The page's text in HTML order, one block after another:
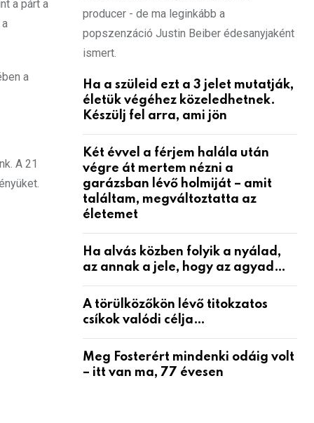
a párt a
a
A 21
producer - de ma leginkább a
popszenzáció Justin Beiber édesanyjaként
ismert.
Ha a szüleid ezt a 3 jelet mutatják,
életük végéhez közeledhetnek.
Készülj fel arra, ami jön
Két évvel a férjem halála után
végre át mertem nézni a
garázsban lévő holmiját – amit
találtam, megváltoztatta az
életemet
Ha alvás közben folyik a nyálad,
az annak a jele, hogy az agyad…
A törülközőkön lévő titokzatos
csíkok valódi célja…
Meg Fosterért mindenki odáig volt
– itt van ma, 77 évesen